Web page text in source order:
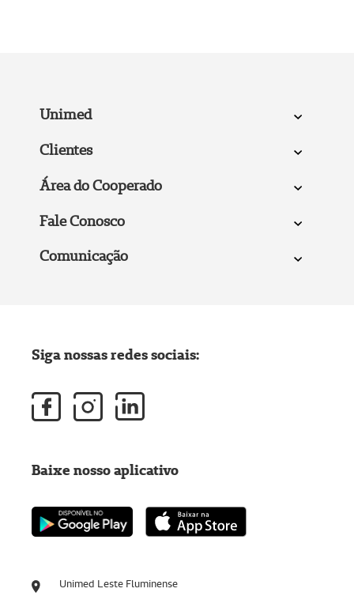
Unimed
Clientes
Área do Cooperado
Fale Conosco
Comunicação
Unimed Leste Fluminense
Siga nossas redes sociais:
Baixe nosso aplicativo